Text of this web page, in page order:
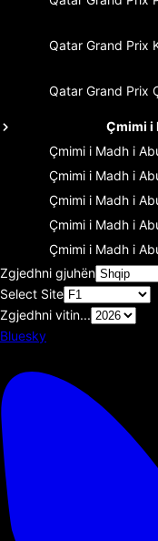
Qatar Grand Prix
Qatar Grand Prix
Çmimi i
Çmimi i Madh i
Çmimi i Madh i
Çmimi i Madh i
Çmimi i Madh i
Çmimi i Madh i
Zgjedhni gjuhën
Select Site
Zgjedhni vitin...
Bluesky